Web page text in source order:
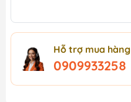
Hỗ trợ mua hàng
0909933258